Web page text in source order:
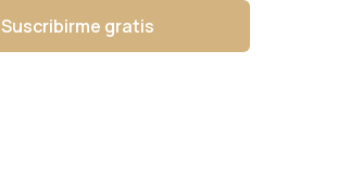
Suscribirme gratis